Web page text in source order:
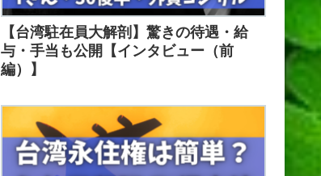
【台湾駐在員大解剖】驚きの待遇・給
与・手当も公開【インタビュー（前
編）】